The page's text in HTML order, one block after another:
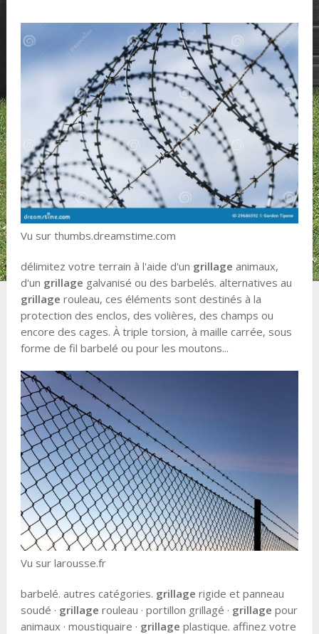
Vu sur thumbs.dreamstime.com
délimitez votre terrain à l'aide d'un grillage animaux,
d'un grillage galvanisé ou des barbelés. alternatives au
grillage rouleau, ces éléments sont destinés à la
protection des enclos, des volières, des champs ou
encore des cages. À triple torsion, à maille carrée, sous
forme de fil barbelé ou pour les moutons...
Vu sur larousse.fr
barbelé. autres catégories. grillage rigide et panneau
soudé · grillage rouleau · portillon grillagé · grillage pour
animaux · moustiquaire · grillage plastique. affinez votre